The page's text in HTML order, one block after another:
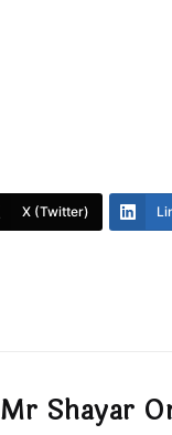
X (Twitter)
Mr Shayar